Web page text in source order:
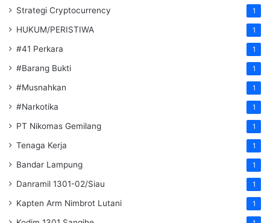
Strategi Cryptocurrency 1
HUKUM/PERISTIWA 1
#41 Perkara 1
#Barang Bukti 1
#Musnahkan 1
#Narkotika 1
PT Nikomas Gemilang 1
Tenaga Kerja 1
Bandar Lampung 1
Danramil 1301-02/Siau 1
Kapten Arm Nimbrot Lutani 1